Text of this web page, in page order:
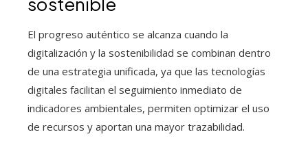
El progreso auténtico se alcanza cuando la
digitalización y la sostenibilidad se combinan dentro
de una estrategia unificada, ya que las tecnologías
digitales facilitan el seguimiento inmediato de
indicadores ambientales, permiten optimizar el uso
de recursos y aportan una mayor trazabilidad.